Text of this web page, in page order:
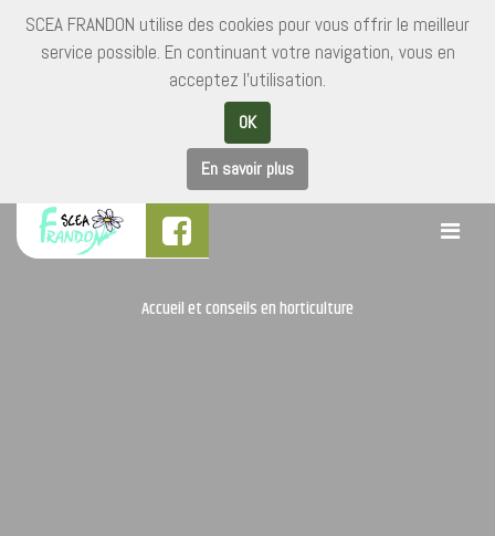
SCEA FRANDON utilise des cookies pour vous offrir le meilleur
service possible. En continuant votre navigation, vous en
acceptez l'utilisation.
OK
En savoir plus
Accueil et conseils en horticulture